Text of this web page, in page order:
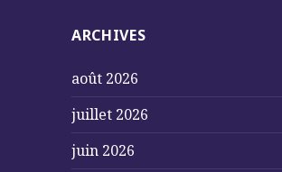
ARCHIVES
août 2026
juillet 2026
juin 2026